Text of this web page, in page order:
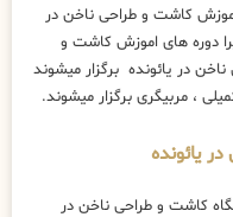
کاشت و طراحی ناخن در
دوره های اموزش کاشت و
در یائونده برگزار میشوند
یائونده
کاشت و طراحی ناخن در